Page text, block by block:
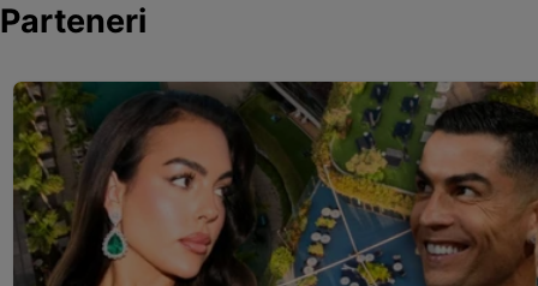
Parteneri